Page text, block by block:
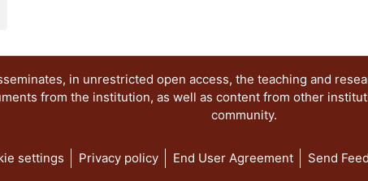
in unrestricted open access, the teaching and
from the institution, as well as content from other
community.
settings Privacy policy End User Agreement Send